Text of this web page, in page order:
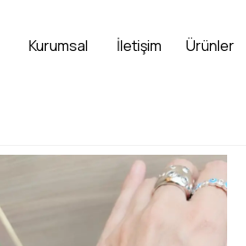
Kurumsal İletişim Ürünler